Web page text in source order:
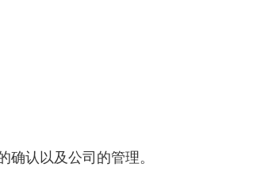
认以及公司的管理。